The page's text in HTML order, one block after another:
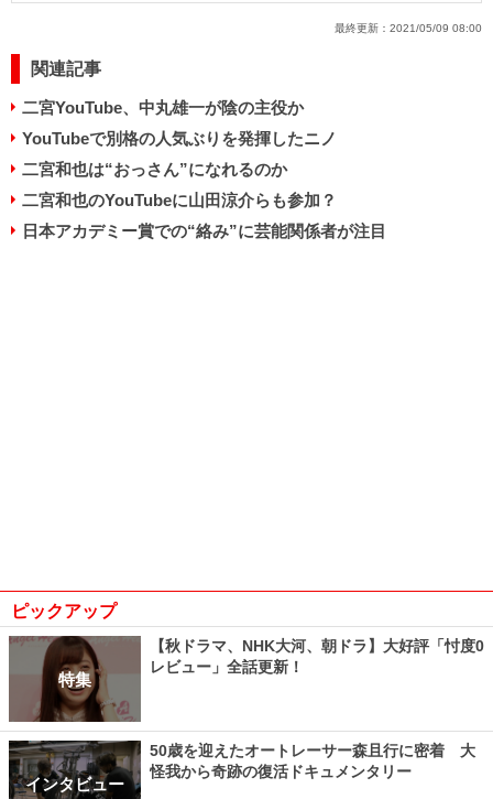
最終更新： 2021/05/09 08:00
関連記事
二宮YouTube、中丸雄一が陰の主役か
YouTubeで別格の人気ぶりを発揮したニノ
二宮和也は“おっさん”になれるのか
二宮和也のYouTubeに山田涼介らも参加？
日本アカデミー賞での“絡み”に芸能関係者が注目
ピックアップ
特集
【秋ドラマ、NHK大河、朝ドラ】大好評「忖度0
レビュー」全話更新！
インタビュー
50歳を迎えたオートレーサー森且行に密着 大
怪我から奇跡の復活ドキュメンタリー